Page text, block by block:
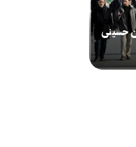
حسینی